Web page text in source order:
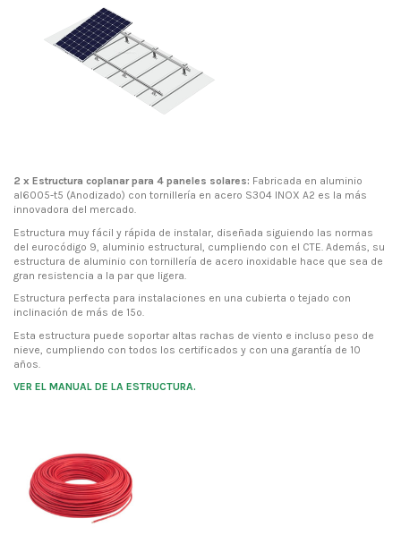
2 x Estructura coplanar para 4 paneles solares: Fabricada en aluminio
al6005-t5 (Anodizado) con tornillería en acero S304 INOX A2 es la más
innovadora del mercado.
Estructura muy fácil y rápida de instalar, diseñada siguiendo las normas
del eurocódigo 9, aluminio estructural, cumpliendo con el CTE. Además, su
estructura de aluminio con tornillería de acero inoxidable hace que sea de
gran resistencia a la par que ligera.
Estructura perfecta para instalaciones en una cubierta o tejado con
inclinación de más de 15º.
Esta estructura puede soportar altas rachas de viento e incluso peso de
nieve, cumpliendo con todos los certificados y con una garantía de 10
años.
VER EL MANUAL DE LA ESTRUCTURA.